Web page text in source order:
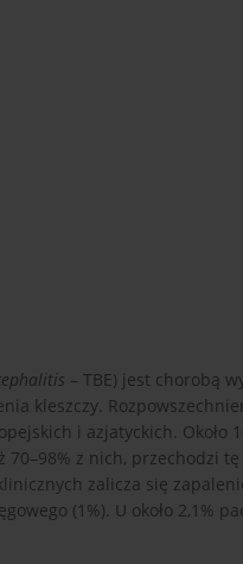
– TBE) jest chorobą
kleszczy.
i azjatyckich. Około
70–98% z nich, przechodzi
zalicza się
(1%). U około 2,1%